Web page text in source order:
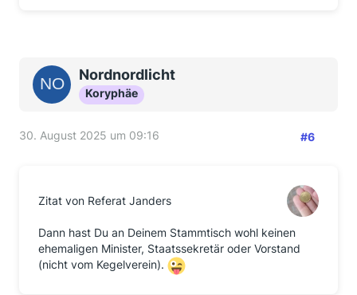
Nordnordlicht
Koryphäe
30. August 2025 um 09:16 #6
Zitat von Referat Janders
Dann hast Du an Deinem Stammtisch wohl keinen
ehemaligen Minister, Staatssekretär oder Vorstand
(nicht vom Kegelverein).